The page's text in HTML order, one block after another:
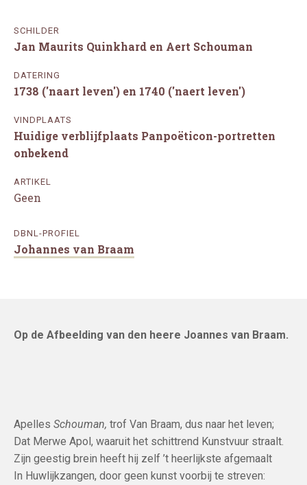
SCHILDER
Jan Maurits Quinkhard en Aert Schouman
DATERING
1738 ('naart leven') en 1740 ('naert leven')
VINDPLAATS
Huidige verblijfplaats Panpoëticon-portretten
onbekend
ARTIKEL
Geen
DBNL-PROFIEL
Johannes van Braam
Op de Afbeelding van den heere Joannes van Braam.
Apelles Schouman, trof Van Braam, dus naar het leven;
Dat Merwe Apol, waaruit het schittrend Kunstvuur straalt.
Zijn geestig brein heeft hij zelf ’t heerlijkste afgemaalt
In Huwlijkzangen, door geen kunst voorbij te streven: